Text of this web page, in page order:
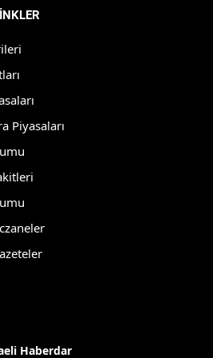
Piyasaları
Haberdar